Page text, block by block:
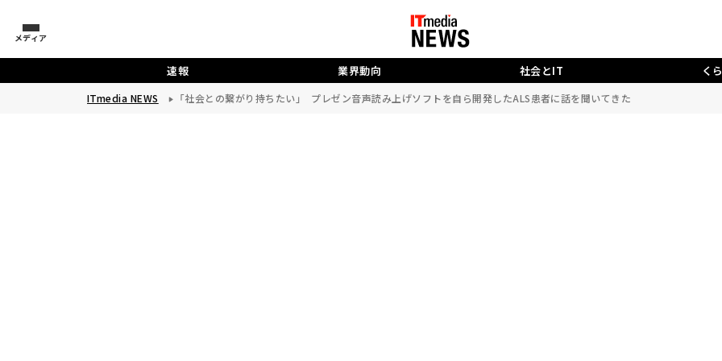
メディア
速報 業界動向 社会とIT く
ITmedia NEWS 「社会との繋がり持ちたい」 プレゼン音声読み上げソフトを自ら開発したALS患者に話を聞いてきた